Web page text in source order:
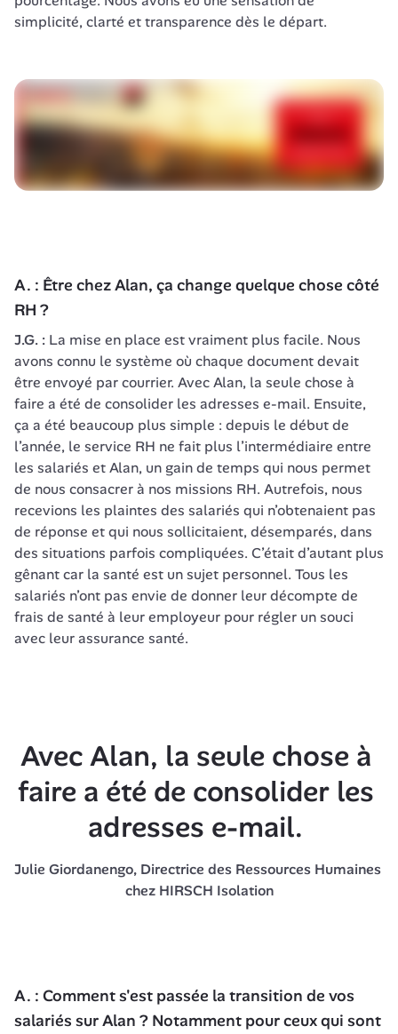
simplicité, clarté et transparence dès le départ.
A. : Être chez Alan, ça change quelque chose côté
RH ?
J.G. : La mise en place est vraiment plus facile. Nous
avons connu le système où chaque document devait
être envoyé par courrier. Avec Alan, la seule chose à
faire a été de consolider les adresses e-mail. Ensuite,
ça a été beaucoup plus simple : depuis le début de
l’année, le service RH ne fait plus l’intermédiaire entre
les salariés et Alan, un gain de temps qui nous permet
de nous consacrer à nos missions RH. Autrefois, nous
recevions les plaintes des salariés qui n’obtenaient pas
de réponse et qui nous sollicitaient, désemparés, dans
des situations parfois compliquées. C’était d’autant plus
gênant car la santé est un sujet personnel. Tous les
salariés n’ont pas envie de donner leur décompte de
frais de santé à leur employeur pour régler un souci
avec leur assurance santé.
Avec Alan, la seule chose à
faire a été de consolider les
adresses e-mail.
Julie Giordanengo, Directrice des Ressources Humaines
chez HIRSCH Isolation
A. : Comment s'est passée la transition de vos
salariés sur Alan ? Notamment pour ceux qui sont